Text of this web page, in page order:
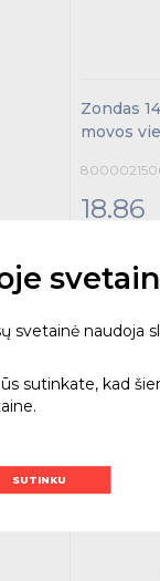
Zondas
movos
18.86
Turime
svetainė naudoja
sutinkate, kad
SUTINKU